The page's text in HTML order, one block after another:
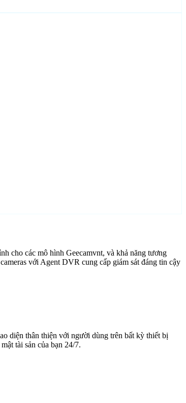
cho các mô hình Geecamvnt, và khả năng tương
với Agent DVR cung cấp giám sát đáng tin cậy
diện thân thiện với người dùng trên bất kỳ thiết bị
tài sản của bạn 24/7.